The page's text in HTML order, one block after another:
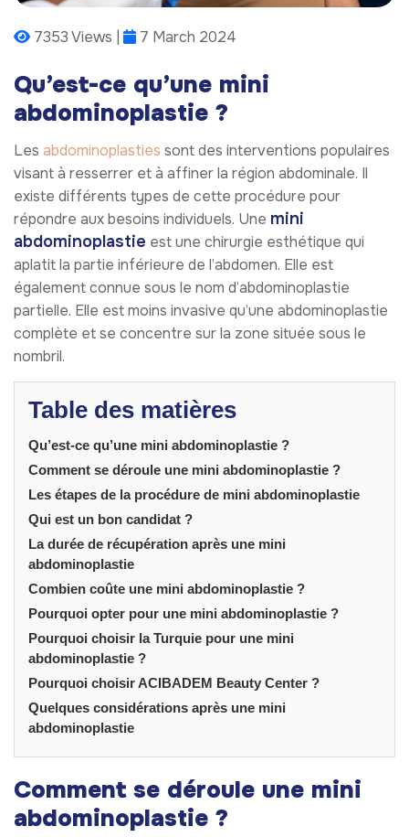
7353 Views | 7 March 2024
Qu’est-ce qu’une mini
abdominoplastie ?
Les abdominoplasties sont des interventions populaires
visant à resserrer et à affiner la région abdominale. Il
existe différents types de cette procédure pour
répondre aux besoins individuels. Une mini
abdominoplastie est une chirurgie esthétique qui
aplatit la partie inférieure de l’abdomen. Elle est
également connue sous le nom d’abdominoplastie
partielle. Elle est moins invasive qu’une abdominoplastie
complète et se concentre sur la zone située sous le
nombril.
Table des matières
Qu’est-ce qu’une mini abdominoplastie ?
Comment se déroule une mini abdominoplastie ?
Les étapes de la procédure de mini abdominoplastie
Qui est un bon candidat ?
La durée de récupération après une mini
abdominoplastie
Combien coûte une mini abdominoplastie ?
Pourquoi opter pour une mini abdominoplastie ?
Pourquoi choisir la Turquie pour une mini
abdominoplastie ?
Pourquoi choisir ACIBADEM Beauty Center ?
Quelques considérations après une mini
abdominoplastie
Comment se déroule une mini
abdominoplastie ?